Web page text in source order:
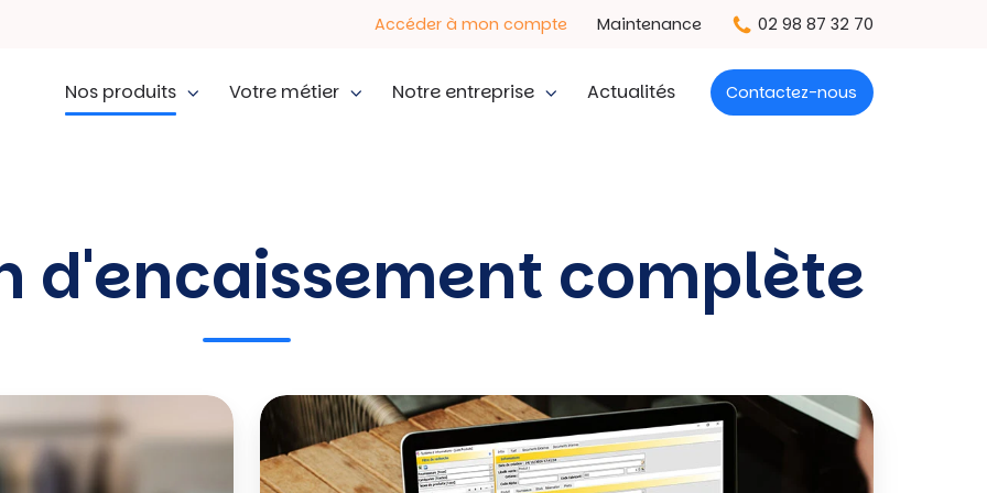
Accéder à mon compte Maintenance 02 98 87 32 70
Nos produits Votre métier Notre entreprise Actualités Contactez-nous
d'encaissement complète
Logiciel
gestion
commerciale